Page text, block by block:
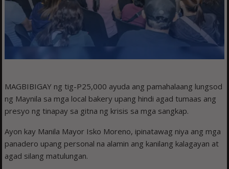
MAGBIBIGAY ng tig-P25,000 ayuda ang pamahalaang lungsod
ng Maynila sa mga local bakery upang hindi agad tumaas ang
presyo ng tinapay sa gitna ng krisis sa mga sangkap.
Ayon kay Manila Mayor Isko Moreno, ipinatawag niya ang mga
panadero upang personal na alamin ang kanilang kalagayan at
agad silang matulungan.